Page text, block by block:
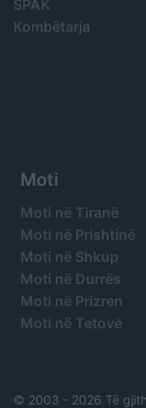
SPAK
Kombëtarja
Moti
Moti në Tiranë
Moti në Prishtinë
Moti në Shkup
Moti në Durrës
Moti në Prizren
Moti në Tetovë
© 2003 - 2026 Të